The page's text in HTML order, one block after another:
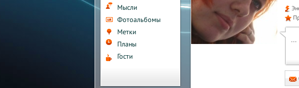
Мысли
Фотоальбомы
Метки
Планы
Гости
...